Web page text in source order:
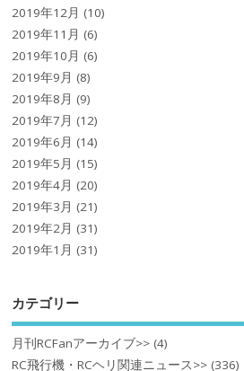
2019年12月 (10)
2019年11月 (6)
2019年10月 (6)
2019年9月 (8)
2019年8月 (9)
2019年7月 (12)
2019年6月 (14)
2019年5月 (15)
2019年4月 (20)
2019年3月 (21)
2019年2月 (31)
2019年1月 (31)
カテゴリー
月刊RCFanアーカイブ>> (4)
RC飛行機・RCヘリ関連ニュース>> (336)